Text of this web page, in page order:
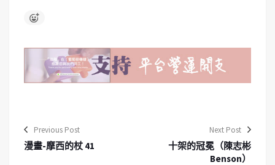
Previous Post
漫畫-摩西的杖 41
Next Post
十架的冠冕（陳志彬
Benson）